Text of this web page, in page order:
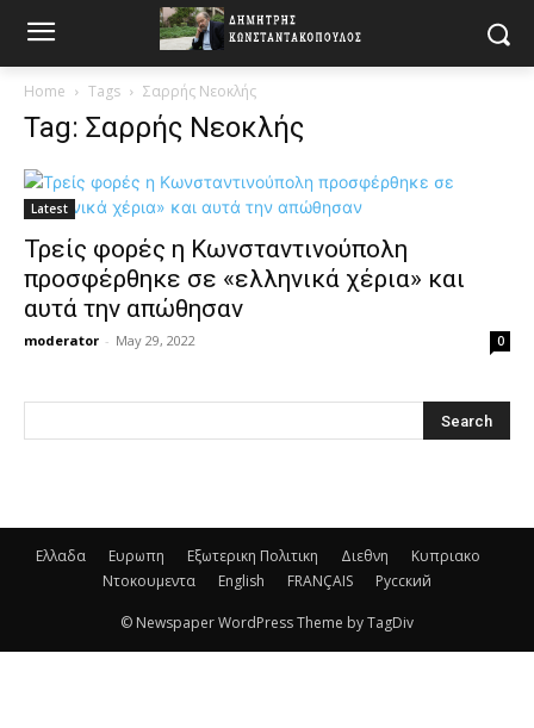
Home Tags Σαρρής Νεοκλής
Tag: Σαρρής Νεοκλής
Latest
Τρείς φορές η Κωνσταντινούπολη
προσφέρθηκε σε «ελληνικά χέρια» και
αυτά την απώθησαν
moderator - May 29, 2022 0
Ελλαδα Ευρωπη Εξωτερικη Πολιτικη Διεθνη
Κυπριακο
Ντοκουμεντα
English FRANÇAIS Русский
© Newspaper WordPress Theme by TagDiv